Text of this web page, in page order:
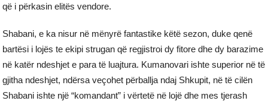
që i përkasin elitës vendore.
Shabani, e ka nisur në mënyrë fantastike këtë sezon, duke qenë
bartësi i lojës te ekipi strugan që regjistroi dy fitore dhe dy barazime
në katër ndeshjet e para të luajtura. Kumanovari ishte superior në të
gjitha ndeshjet, ndërsa veçohet përballja ndaj Shkupit, në të cilën
Shabani ishte një “komandant” i vërtetë në lojë dhe mes tjerash